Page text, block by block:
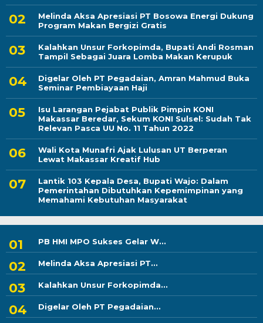
Melinda Aksa Apresiasi PT Bosowa Energi Dukung
Program Makan Bergizi Gratis
Kalahkan Unsur Forkopimda, Bupati Andi Rosman
Tampil Sebagai Juara Lomba Makan Kerupuk
Digelar Oleh PT Pegadaian, Amran Mahmud Buka
Seminar Pembiayaan Haji
Isu Larangan Pejabat Publik Pimpin KONI
Makassar Beredar, Sekum KONI Sulsel: Sudah Tak
Relevan Pasca UU No. 11 Tahun 2022
Wali Kota Munafri Ajak Lulusan UT Berperan
Lewat Makassar Kreatif Hub
Lantik 103 Kepala Desa, Bupati Wajo: Dalam
Pemerintahan Dibutuhkan Kepemimpinan yang
Memahami Kebutuhan Masyarakat
PB HMI MPO Sukses Gelar W...
Melinda Aksa Apresiasi PT...
Kalahkan Unsur Forkopimda...
Digelar Oleh PT Pegadaian...